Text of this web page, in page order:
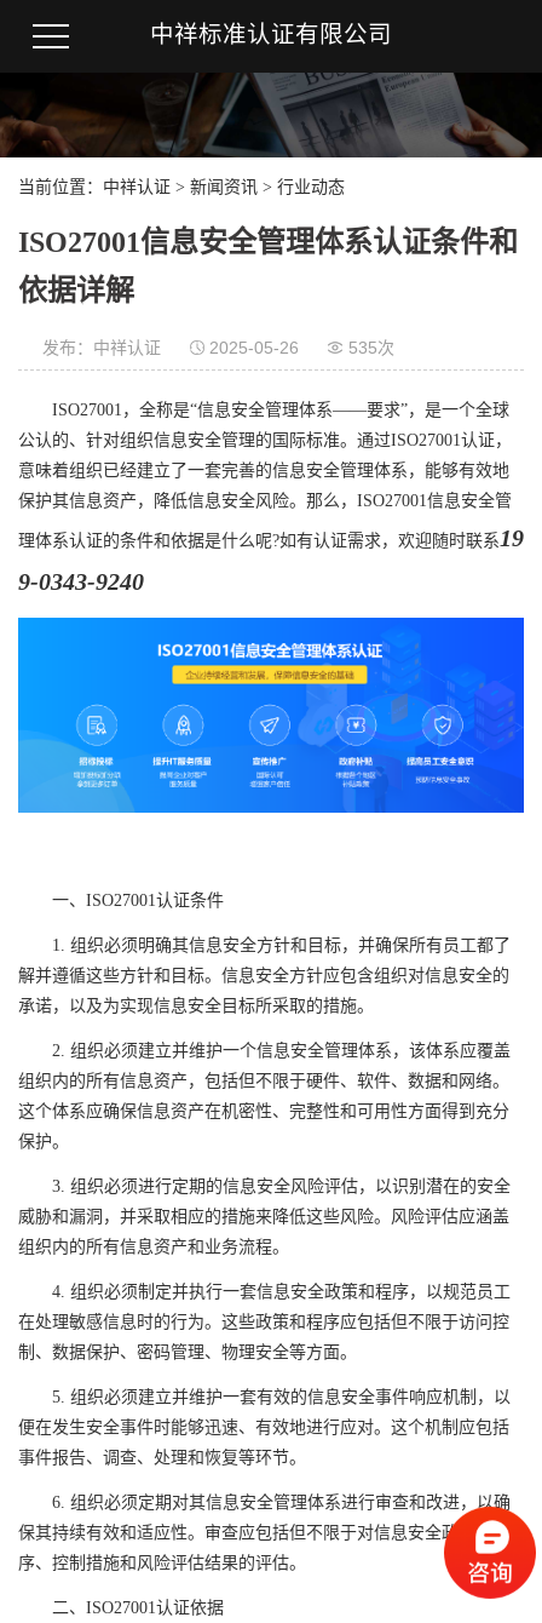
中祥标准认证有限公司
当前位置： 中祥认证 > 新闻资讯 > 行业动态
ISO27001信息安全管理体系认证条件和
依据详解
发布：中祥认证 2025-05-26 535次
ISO27001，全称是“信息安全管理体系——要求”，是一个全球
公认的、针对组织信息安全管理的国际标准。通过ISO27001认证，
意味着组织已经建立了一套完善的信息安全管理体系，能够有效地
保护其信息资产，降低信息安全风险。那么，ISO27001信息安全管
理体系认证的条件和依据是什么呢?如有认证需求，欢迎随时联系 19
9-0343-9240
一、ISO27001认证条件
1. 组织必须明确其信息安全方针和目标，并确保所有员工都了
解并遵循这些方针和目标。信息安全方针应包含组织对信息安全的
承诺，以及为实现信息安全目标所采取的措施。
2. 组织必须建立并维护一个信息安全管理体系，该体系应覆盖
组织内的所有信息资产，包括但不限于硬件、软件、数据和网络。
这个体系应确保信息资产在机密性、完整性和可用性方面得到充分
保护。
3. 组织必须进行定期的信息安全风险评估，以识别潜在的安全
威胁和漏洞，并采取相应的措施来降低这些风险。风险评估应涵盖
组织内的所有信息资产和业务流程。
4. 组织必须制定并执行一套信息安全政策和程序，以规范员工
在处理敏感信息时的行为。这些政策和程序应包括但不限于访问控
制、数据保护、密码管理、物理安全等方面。
5. 组织必须建立并维护一套有效的信息安全事件响应机制，以
便在发生安全事件时能够迅速、有效地进行应对。这个机制应包括
事件报告、调查、处理和恢复等环节。
6. 组织必须定期对其信息安全管理体系进行审查和改进，以确
保其持续有效和适应性。审查应包括但不限于对信息安全政策、程
序、控制措施和风险评估结果的评估。
二、ISO27001认证依据